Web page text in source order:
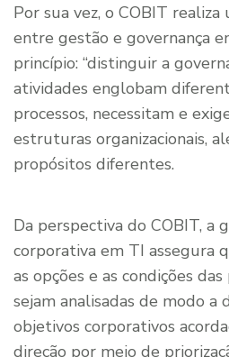
Por sua vez, o COBIT realiza
entre gestão e governança
princípio: “distinguir a
atividades englobam
processos, necessitam e
estruturas organizacionais,
propósitos diferentes.
Da perspectiva do COBIT, a
corporativa em TI assegura
as opções e as condições
sejam analisadas de modo a
objetivos corporativos
direção por meio de